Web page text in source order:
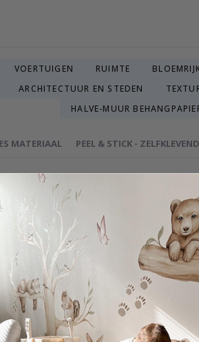
VOERTUIGEN RUIMTE
ARCHITECTUUR EN STEDEN
HALVE-MUUR
Sterrennacht patroon behang. Het
nodig heeft. Dit product bevat slechts één
creatie, zorgvuldig geselecteerd of
vleugje luxe toe aan je huis en geeft je
met zorg en precisie in Zweden
gemaakt na je aankoop.
van de aarde en streven naar een
als brandveilig.
MATERIAAL PEEL & STICK -